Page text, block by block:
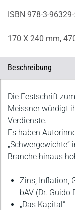
ISBN 978-3-96329-
170 X 240 mm,
Beschreibung
Beschreibung
Die Festschrift
Meissner würdigt
Verdienste.
Es haben
„Schwergewichte“
Branche hinaus
Zins, Inflation,
bAV (Dr. Guido
„Das Kapital“